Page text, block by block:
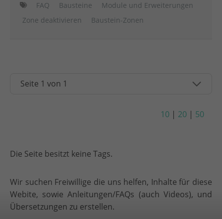
FAQ Bausteine
Module und Erweiterungen
Zone deaktivieren
Baustein-Zonen
10 | 20 | 50
Die Seite besitzt keine Tags.
Wir suchen Freiwillige die uns helfen, Inhalte für diese
Webite, sowie Anleitungen/FAQs (auch Videos), und
Übersetzungen zu erstellen.